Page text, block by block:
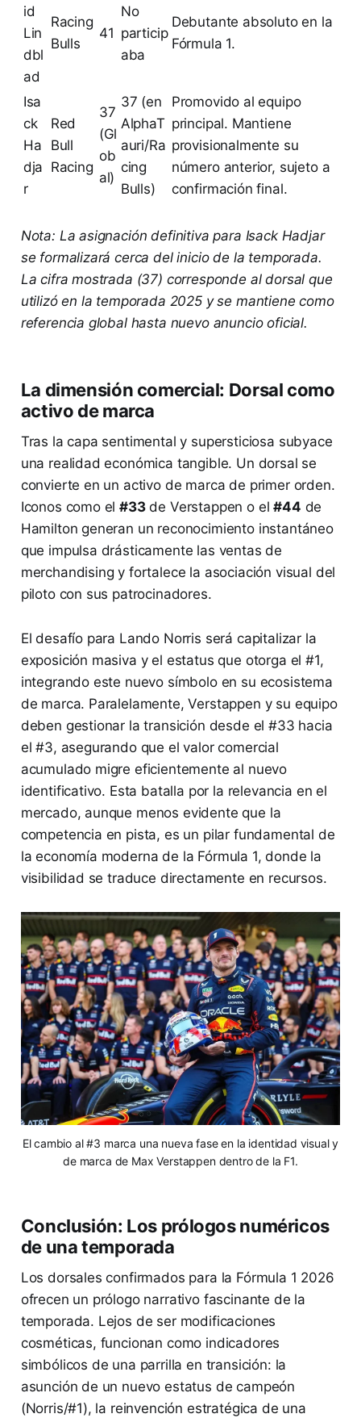
id
Lin
dbl
ad
Racing
Bulls
41
No
particip
aba
Debutante absoluto en la
Fórmula 1.
Isa
ck
Ha
dja
r
Red
Bull
Racing
37
(Gl
ob
al)
37 (en
AlphaT
auri/Ra
cing
Bulls)
Promovido al equipo
principal. Mantiene
provisionalmente su
número anterior, sujeto a
confirmación final.
Nota: La asignación definitiva para Isack Hadjar
se formalizará cerca del inicio de la temporada.
La cifra mostrada (37) corresponde al dorsal que
utilizó en la temporada 2025 y se mantiene como
referencia global hasta nuevo anuncio oficial.
La dimensión comercial: Dorsal como
activo de marca
Tras la capa sentimental y supersticiosa subyace
una realidad económica tangible. Un dorsal se
convierte en un activo de marca de primer orden.
Iconos como el#33de Verstappen o el#44 de
Hamilton generan un reconocimiento instantáneo
que impulsa drásticamente las ventas de
merchandising y fortalece la asociación visual del
piloto con sus patrocinadores.
El desafío para Lando Norris será capitalizar la
exposición masiva y el estatus que otorga el #1,
integrando este nuevo símbolo en su ecosistema
de marca. Paralelamente, Verstappen y su equipo
deben gestionar la transición desde el #33 hacia
el #3, asegurando que el valor comercial
acumulado migre eficientemente al nuevo
identificativo. Esta batalla por la relevancia en el
mercado, aunque menos evidente que la
competencia en pista, es un pilar fundamental de
la economía moderna de la Fórmula 1, donde la
visibilidad se traduce directamente en recursos.
El cambio al #3 marca una nueva fase en la identidad visual y
de marca de Max Verstappen dentro de la F1.
Conclusión: Los prólogos numéricos
de una temporada
Los dorsales confirmados para la Fórmula 1 2026
ofrecen un prólogo narrativo fascinante de la
temporada. Lejos de ser modificaciones
cosméticas, funcionan como indicadores
simbólicos de una parrilla en transición: la
asunción de un nuevo estatus de campeón
(Norris/#1), la reinvención estratégica de una